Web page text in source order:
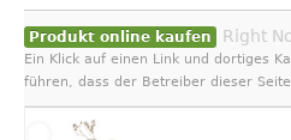
Produkt online kaufen Right
Ein Klick auf einen Link und dortiges
führen, dass der Betreiber dieser